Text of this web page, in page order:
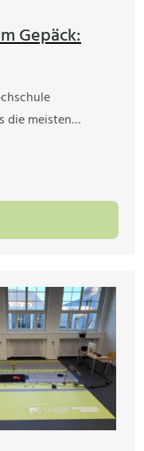
Gepäck:
die meisten…